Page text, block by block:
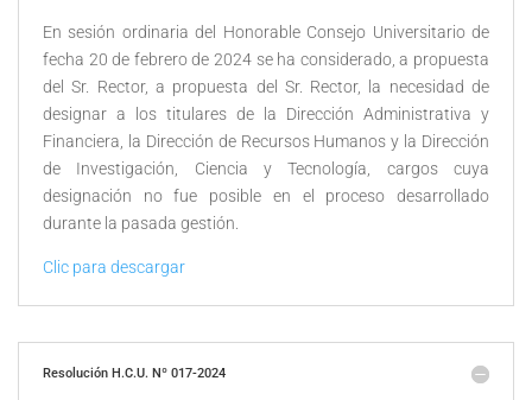
En sesión ordinaria del Honorable Consejo Universitario de
fecha 20 de febrero de 2024 se ha considerado, a propuesta
del Sr. Rector, a propuesta del Sr. Rector, la necesidad de
designar a los titulares de la Dirección Administrativa y
Financiera, la Dirección de Recursos Humanos y la Dirección
de Investigación, Ciencia y Tecnología, cargos cuya
designación no fue posible en el proceso desarrollado
durante la pasada gestión.
Clic para descargar
Resolución H.C.U. Nº 017-2024